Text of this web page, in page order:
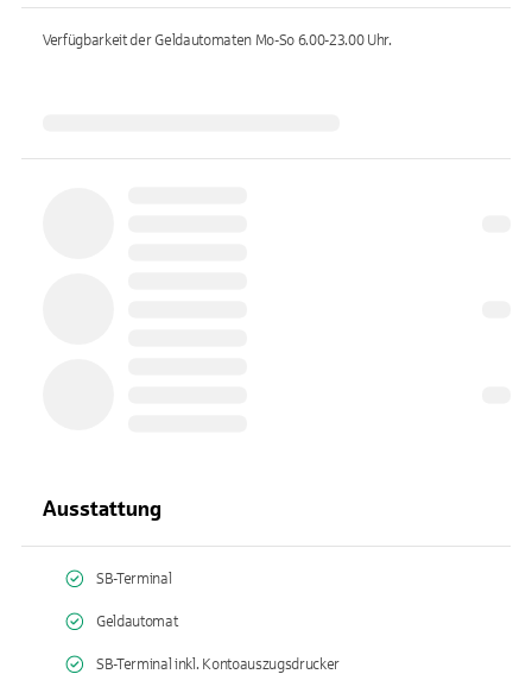
Verfügbarkeit der Geldautomaten Mo-So 6.00-23.00Uhr.
Ausstattung
SB-Terminal
Geldautomat
SB-Terminal inkl. Kontoauszugsdrucker